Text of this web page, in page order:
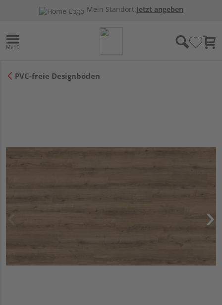
Mein Standort:Jetzt angeben
PVC-freie Designböden